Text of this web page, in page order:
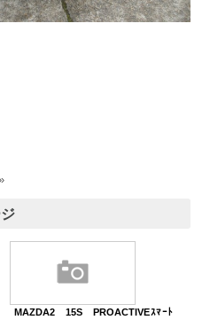
MAZDA2 15S PROACTIVEｽﾏｰﾄ